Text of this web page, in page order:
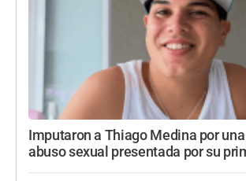
Imputaron a Thiago Medina por
abuso sexual presentada por su